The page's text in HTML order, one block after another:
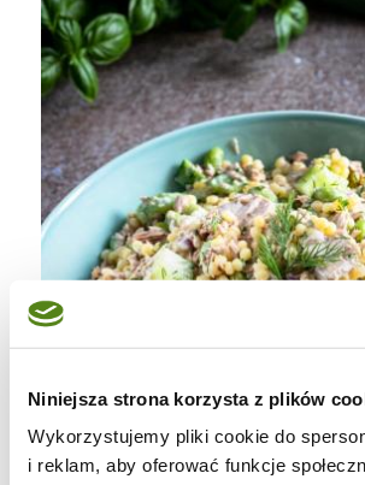
Niniejsza strona korzysta z plików
Wykorzystujemy pliki cookie do
i reklam, aby oferować funkcje